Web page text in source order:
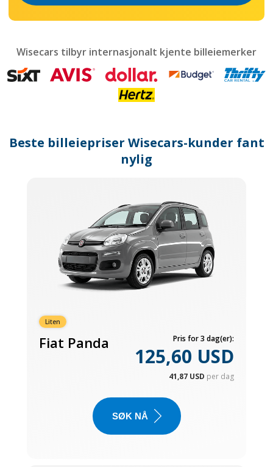
mark
to
get
changing
Wisecars tilbyr internasjonalt kjente billeiemerker
Beste billeiepriser Wisecars-kunder fant
nylig
Liten
Fiat Panda Pris for 3 dag(er):
125,60 USD
41,87 USD per dag
SØK NÅ